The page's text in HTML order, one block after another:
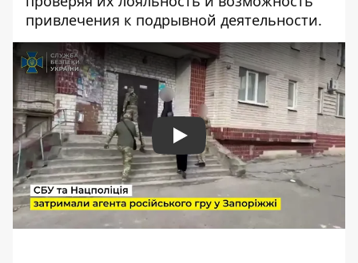
привлечения к подрывной деятельности.
Play